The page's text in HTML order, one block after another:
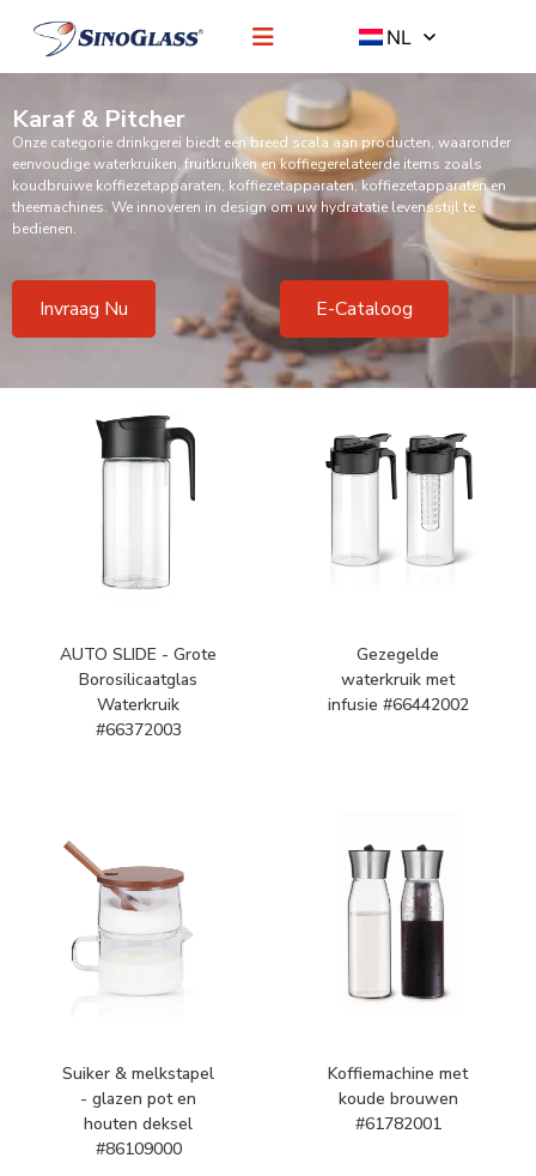
NL
Karaf & Pitcher
Onze categorie drinkgerei biedt een breed scala aan producten, waaronder
eenvoudige waterkruiken, fruitkruiken en koffiegerelateerde items zoals
koudbruiwe koffiezetapparaten, koffiezetapparaten, koffiezetapparaten en
theemachines. We innoveren in design om uw hydratatie levensstijl te
bedienen.
Invraag Nu E-Cataloog
AUTO SLIDE - Grote
Borosilicaatglas
Waterkruik
#66372003
Gezegelde
waterkruik met
infusie #66442002
Suiker & melkstapel
- glazen pot en
houten deksel
#86109000
Koffiemachine met
koude brouwen
#61782001